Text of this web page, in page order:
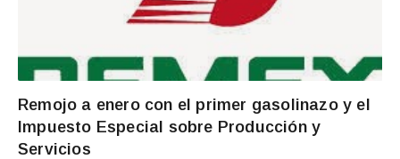
Remojo a enero con el primer gasolinazo y el
Impuesto Especial sobre Producción y
Servicios